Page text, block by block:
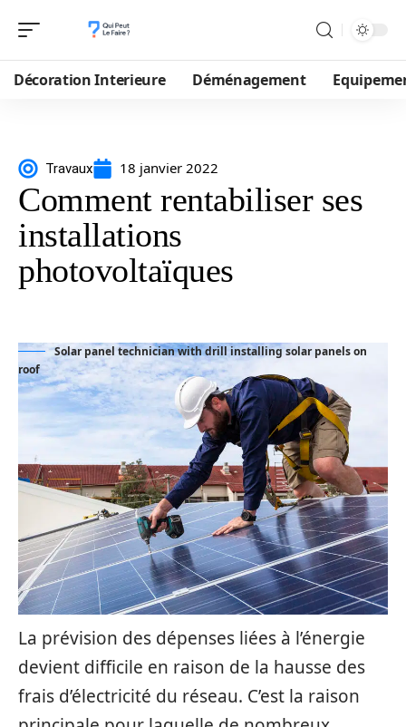
Décoration Interieure Déménagement
Travaux 18 janvier 2022
Comment rentabiliser ses
installations
photovoltaïques
Solar panel technician with drill installing solar panels on
roof
La prévision des dépenses liées à l’énergie
devient difficile en raison de la hausse des
frais d’électricité du réseau. C’est la raison